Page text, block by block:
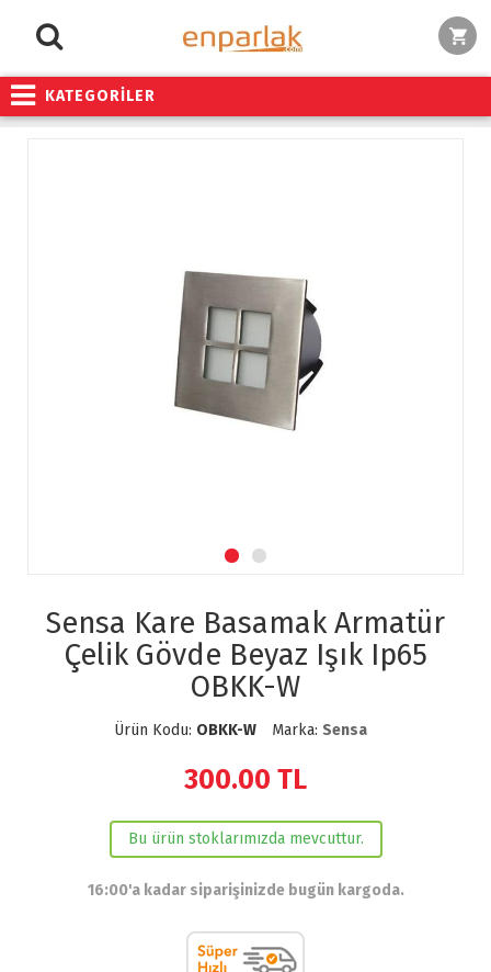
KATEGORİLER
Sensa Kare Basamak Armatür
Çelik Gövde Beyaz Işık Ip65
OBKK-W
Ürün Kodu: OBKK-W Marka: Sensa
300.00 TL
Bu ürün stoklarımızda mevcuttur.
16:00'a kadar siparişinizde bugün kargoda.